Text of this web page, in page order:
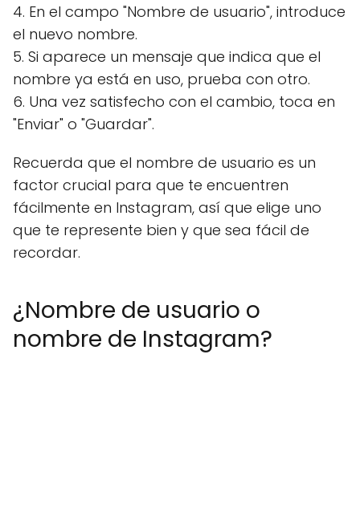
4. En el campo "Nombre de usuario", introduce
el nuevo nombre.
5. Si aparece un mensaje que indica que el
nombre ya está en uso, prueba con otro.
6. Una vez satisfecho con el cambio, toca en
"Enviar" o "Guardar".
Recuerda que el nombre de usuario es un
factor crucial para que te encuentren
fácilmente en Instagram, así que elige uno
que te represente bien y que sea fácil de
recordar.
¿Nombre de usuario o
nombre de Instagram?